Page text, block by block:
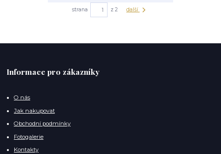
strana z 2 další
Informace pro zákazníky
O nás
Jak nakupovat
Obchodní podmínky
Fotogalerie
Kontakty